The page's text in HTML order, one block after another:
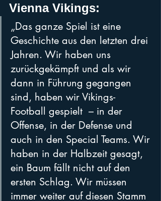
Vienna Vikings:
„Das ganze Spiel ist eine
Geschichte aus den letzten drei
Jahren. Wir haben uns
zurückgekämpft und als wir
dann in Führung gegangen
sind, haben wir Vikings-
Football gespielt  – in der
Offense, in der Defense und
auch in den Special Teams. Wir
haben in der Halbzeit gesagt,
ein Baum fällt nicht auf den
ersten Schlag. Wir müssen
immer weiter auf diesen Stamm